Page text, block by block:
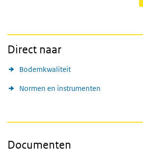
Direct naar
Bodemkwaliteit
Normen en instrumenten
Documenten